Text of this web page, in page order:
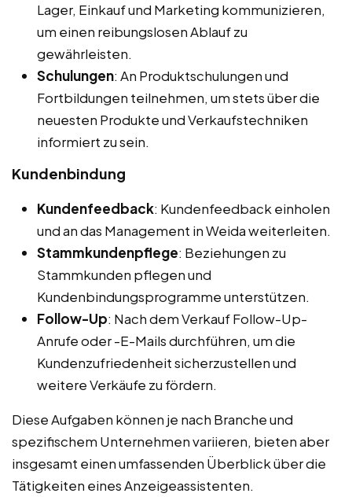
Lager, Einkauf und Marketing kommunizieren,
um einen reibungslosen Ablauf zu
gewährleisten.
Schulungen: An Produktschulungen und
Fortbildungen teilnehmen, um stets über die
neuesten Produkte und Verkaufstechniken
informiert zu sein.
Kundenbindung
Kundenfeedback: Kundenfeedback einholen
und an das Management in Weida weiterleiten.
Stammkundenpflege: Beziehungen zu
Stammkunden pflegen und
Kundenbindungsprogramme unterstützen.
Follow-Up: Nach dem Verkauf Follow-Up-
Anrufe oder -E-Mails durchführen, um die
Kundenzufriedenheit sicherzustellen und
weitere Verkäufe zu fördern.
Diese Aufgaben können je nach Branche und
spezifischem Unternehmen variieren, bieten aber
insgesamt einen umfassenden Überblick über die
Tätigkeiten eines Anzeigeassistenten.